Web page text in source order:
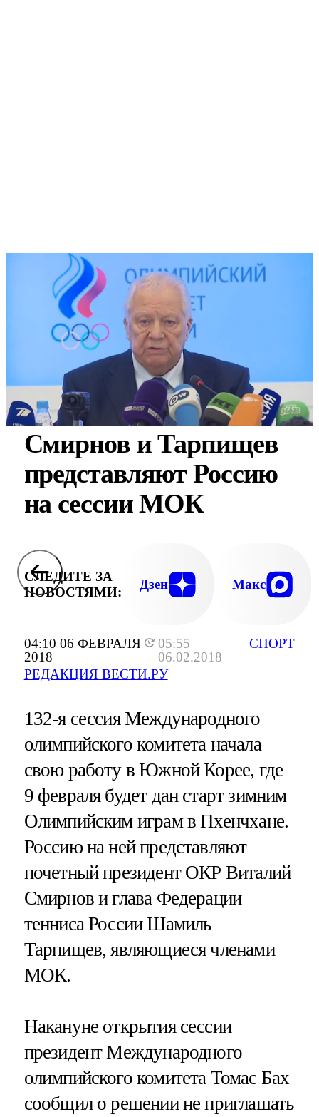
04:10 06 ФЕВРАЛЯ
2018
05:55
06.02.2018
РЕДАКЦИЯ ВЕСТИ.РУ
СПОРТ
Смирнов и Тарпищев
представляют Россию
на сессии МОК
СЛЕДИТЕ ЗА
НОВОСТЯМИ:
Дзен Макс
132-я сессия Международного
олимпийского комитета начала
свою работу в Южной Корее, где
9 февраля будет дан старт зимним
Олимпийским играм в Пхенчхане.
Россию на ней представляют
почетный президент ОКР Виталий
Смирнов и глава Федерации
тенниса России Шамиль
Тарпищев, являющиеся членами
МОК.
Накануне открытия сессии
президент Международного
олимпийского комитета Томас Бах
сообщил о решении не приглашать